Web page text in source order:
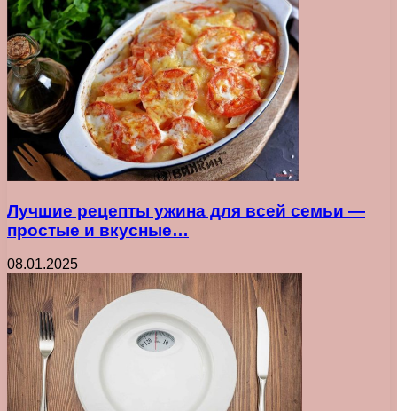
Лучшие рецепты ужина для всей семьи —
простые и вкусные…
08.01.2025